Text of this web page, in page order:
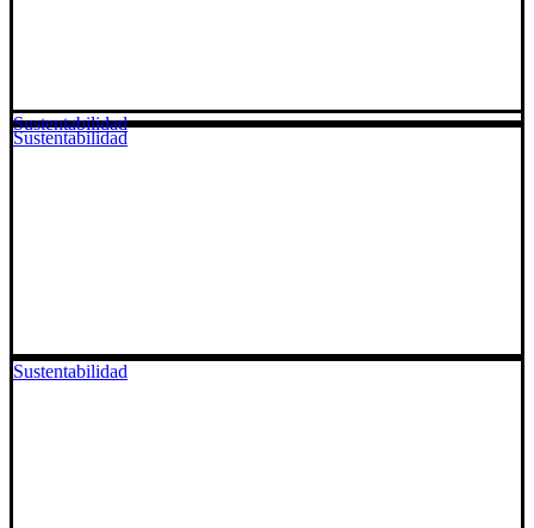
Sustentabilidad
Sustentabilidad
Sustentabilidad